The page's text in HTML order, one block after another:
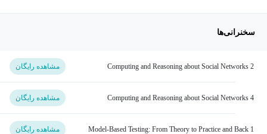
سخنرانی‌ها
مشاهده رایگان
مشاهده رایگان
مشاهده رایگان